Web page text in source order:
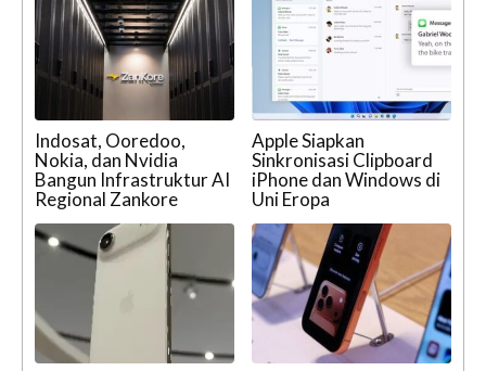
Indosat, Ooredoo,
Nokia, dan Nvidia
Bangun Infrastruktur AI
Regional Zankore
Apple Siapkan
Sinkronisasi Clipboard
iPhone dan Windows di
Uni Eropa